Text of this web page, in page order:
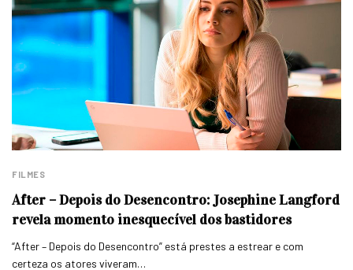
FILMES
After – Depois do Desencontro: Josephine Langford
revela momento inesquecível dos bastidores
“After – Depois do Desencontro” está prestes a estrear e com
certeza os atores viveram…